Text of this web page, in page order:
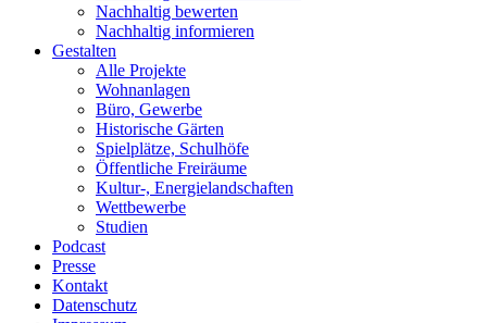
Nachhaltig bewerten
Nachhaltig informieren
Gestalten
Alle Projekte
Wohnanlagen
Büro, Gewerbe
Historische Gärten
Spielplätze, Schulhöfe
Öffentliche Freiräume
Kultur-, Energielandschaften
Wettbewerbe
Studien
Podcast
Presse
Kontakt
Datenschutz